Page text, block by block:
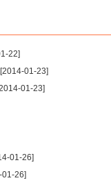
22]
[2014-01-23]
01-23]
01-26]
01-26]